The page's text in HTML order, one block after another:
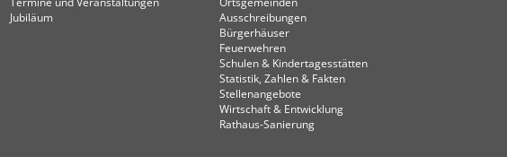
Jubiläum
Ausschreibungen
Bürgerhäuser
Feuerwehren
Schulen & Kindertagesstätten
Statistik, Zahlen & Fakten
Stellenangebote
Wirtschaft & Entwicklung
Rathaus-Sanierung